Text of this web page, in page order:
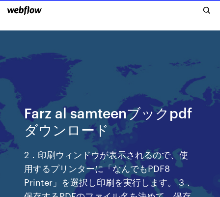
Farz al samteenブックpdf
ダウンロード
2．印刷ウィンドウが表示されるので、使
用するプリンターに「なんでもPDF8
Printer」を選択し印刷を実行します。 3．